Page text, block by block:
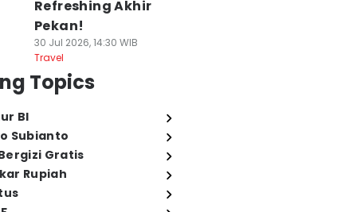
Refreshing Akhir
Pekan!
30 Jul 2026, 14:30 WIB
Travel
Topics
BI
Subianto
Gratis
Rupiah